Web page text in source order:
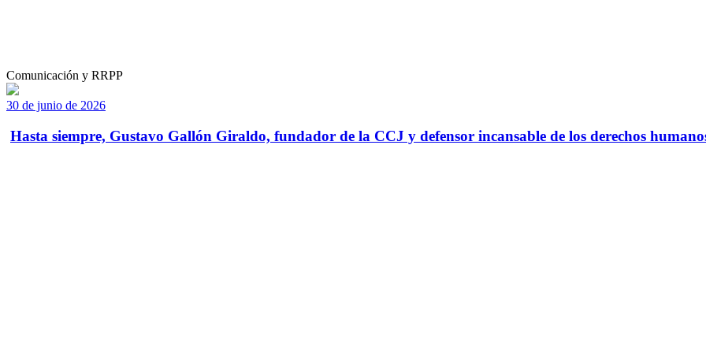
Comunicación y RRPP
30 de junio de 2026
Hasta siempre, Gustavo Gallón Giraldo, fundador de la CCJ y defensor incansable de los derechos